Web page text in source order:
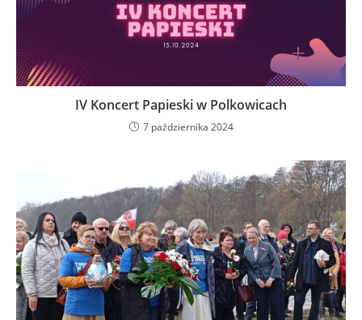
IV Koncert Papieski w Polkowicach
7 października 2024